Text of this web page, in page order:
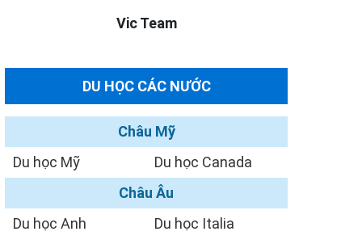
Vic Team
DU HỌC CÁC NƯỚC
Châu Mỹ
Du học Mỹ
Du học Canada
Châu Âu
Du học Anh
Du học Italia